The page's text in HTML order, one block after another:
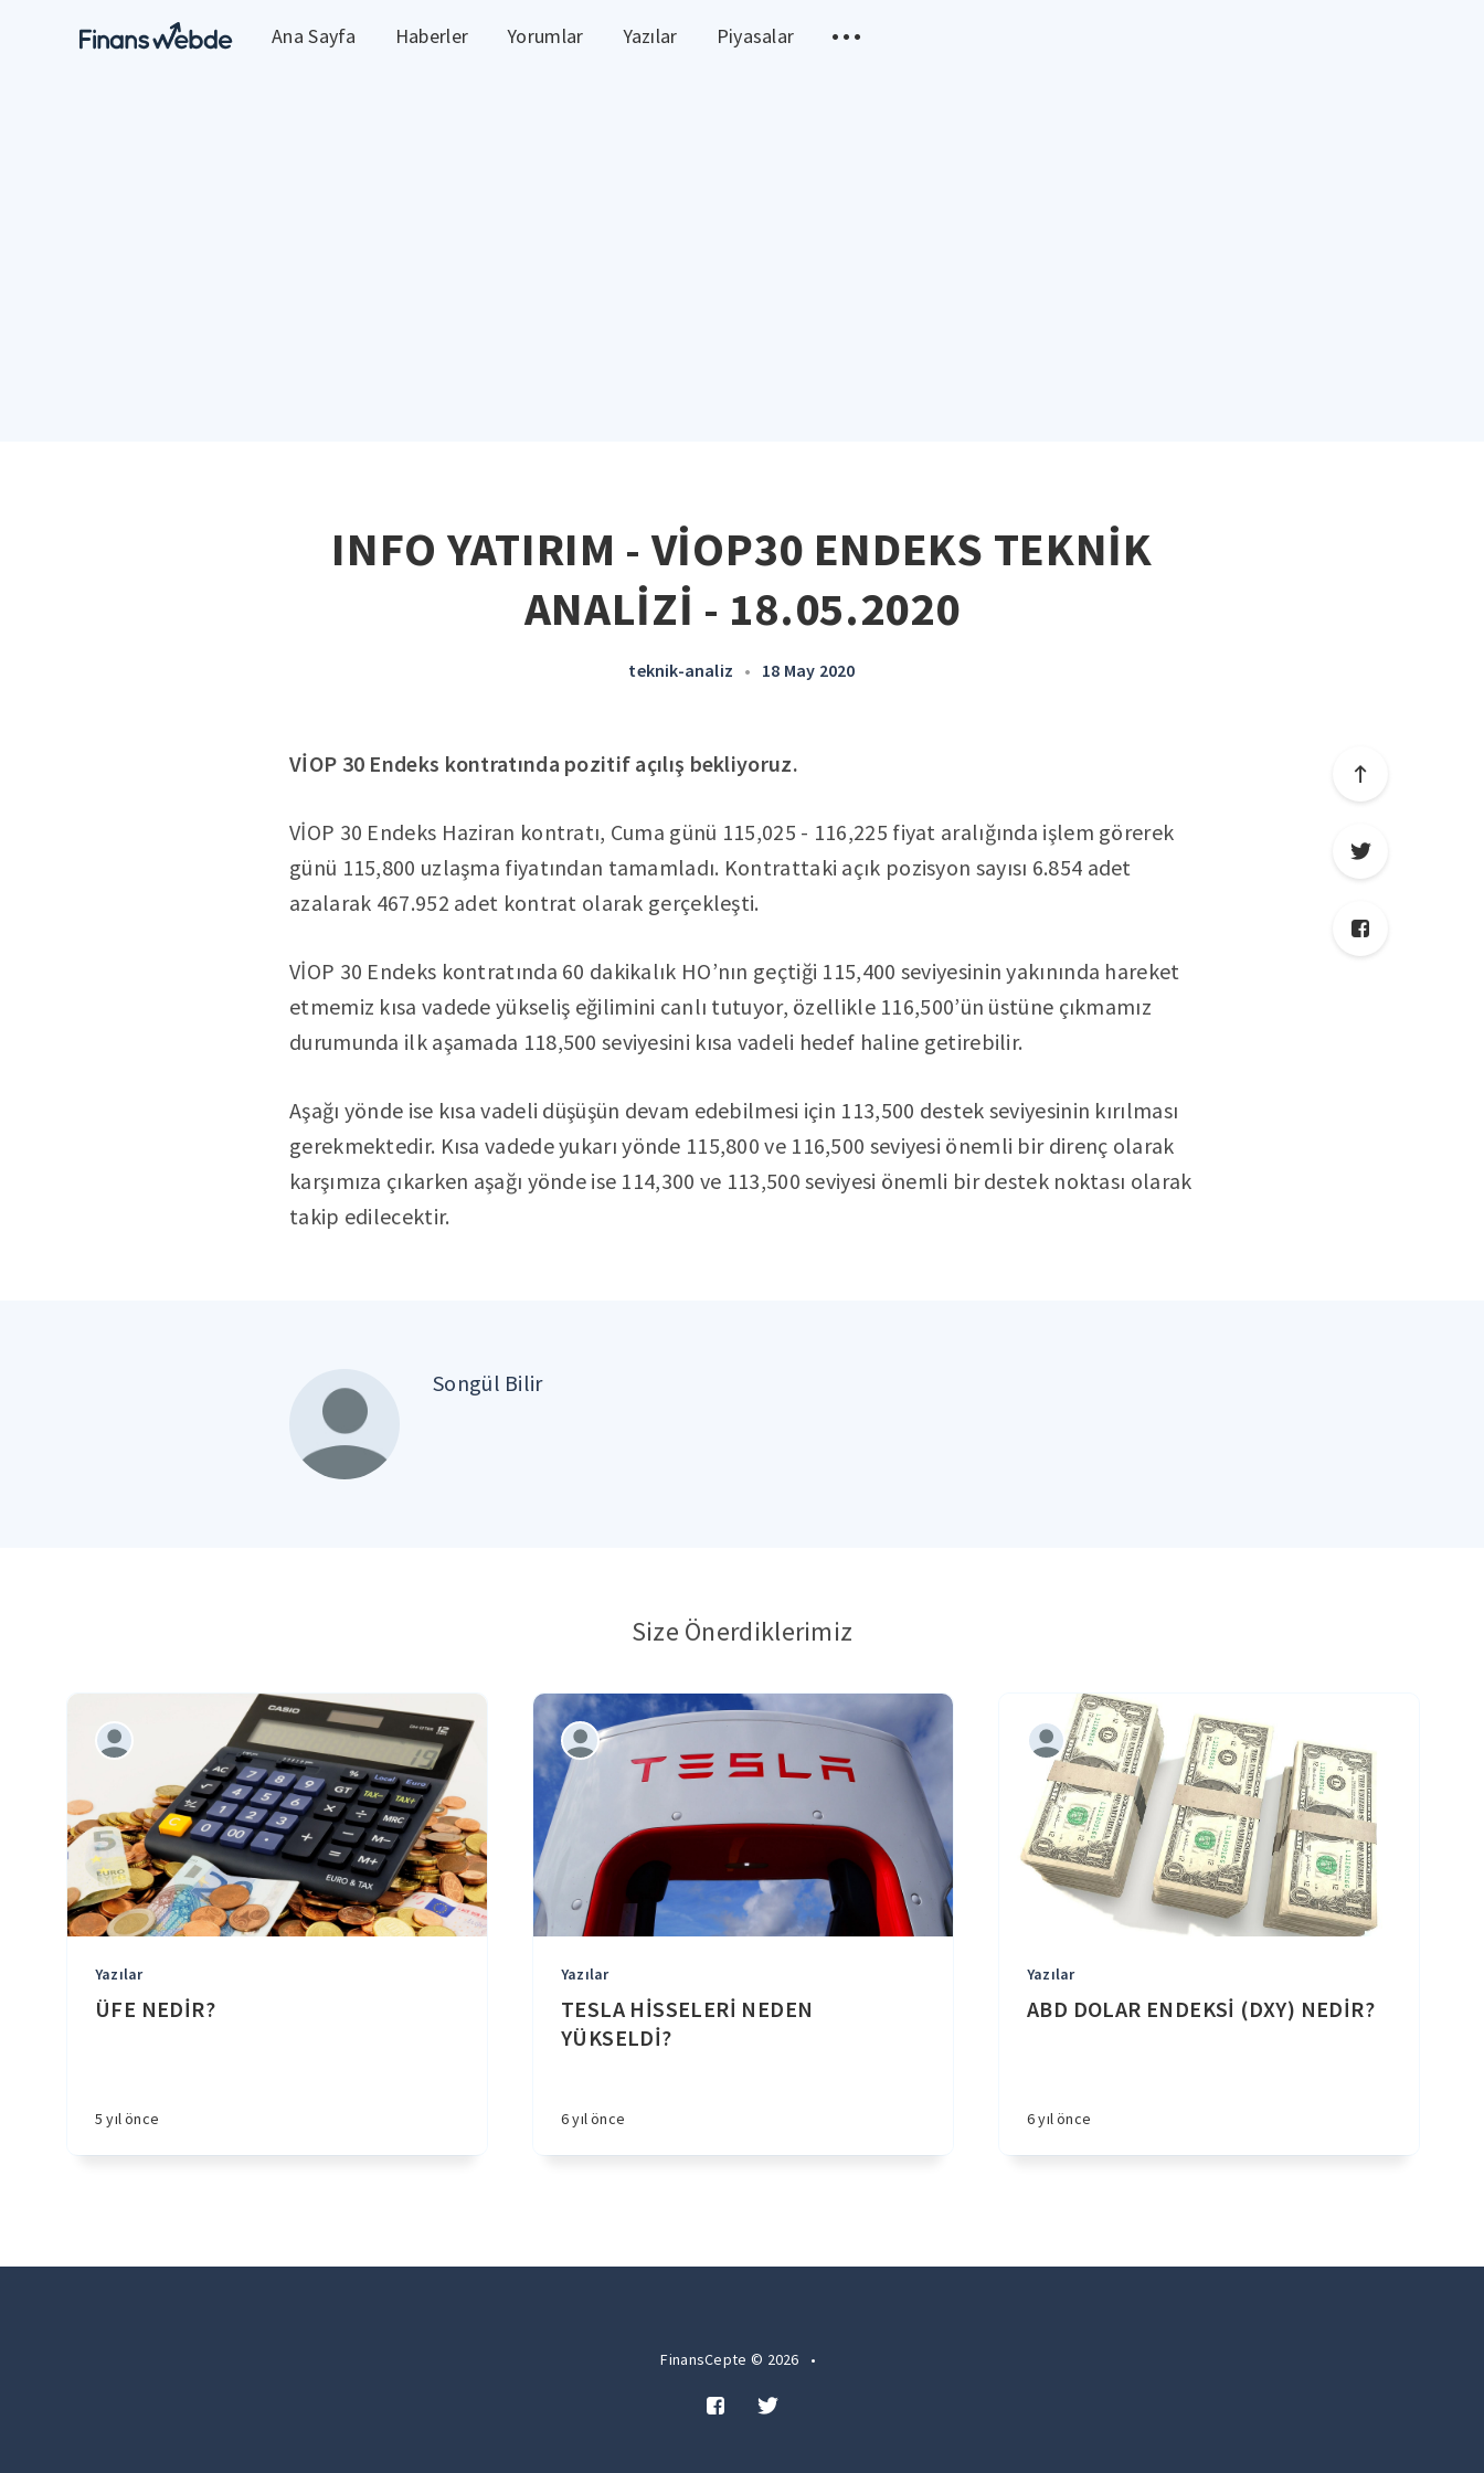
Ana Sayfa Haberler Yorumlar Yazılar Piyasalar
INFO YATIRIM - VİOP30 ENDEKS TEKNİK
ANALİZİ - 18.05.2020
teknik-analiz • 18 May 2020
VİOP 30 Endeks kontratında pozitif açılış bekliyoruz.
VİOP 30 Endeks Haziran kontratı, Cuma günü 115,025 - 116,225 fiyat aralığında işlem görerek
günü 115,800 uzlaşma fiyatından tamamladı. Kontrattaki açık pozisyon sayısı 6.854 adet
azalarak 467.952 adet kontrat olarak gerçekleşti.
VİOP 30 Endeks kontratında 60 dakikalık HO’nın geçtiği 115,400 seviyesinin yakınında hareket
etmemiz kısa vadede yükseliş eğilimini canlı tutuyor, özellikle 116,500’ün üstüne çıkmamız
durumunda ilk aşamada 118,500 seviyesini kısa vadeli hedef haline getirebilir.
Aşağı yönde ise kısa vadeli düşüşün devam edebilmesi için 113,500 destek seviyesinin kırılması
gerekmektedir. Kısa vadede yukarı yönde 115,800 ve 116,500 seviyesi önemli bir direnç olarak
karşımıza çıkarken aşağı yönde ise 114,300 ve 113,500 seviyesi önemli bir destek noktası olarak
takip edilecektir.
Songül Bilir
Size Önerdiklerimiz
Yazılar
ÜFE NEDİR?
5 yıl önce
Yazılar
TESLA HİSSELERİ NEDEN
YÜKSELDİ?
6 yıl önce
Yazılar
ABD DOLAR ENDEKSİ (DXY) NEDİR?
6 yıl önce
FinansCepte © 2026 •